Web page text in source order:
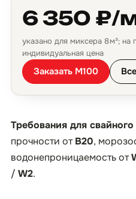
6 350 ₽/
указано для миксера 8 м³; на
индивидуальная цена
Заказать М100
Требования для
прочности отB20,
водонепроницаемость от
/ W2.